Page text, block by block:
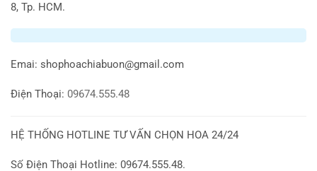
8, Tp. HCM.
Emai: shophoachiabuon@gmail.com
Điện Thoại: 09674.555.48
HỆ THỐNG HOTLINE TƯ VẤN CHỌN HOA 24/24
Số Điện Thoại Hotline: 09674.555.48.